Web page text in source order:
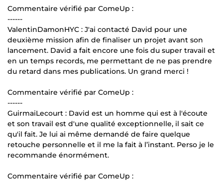
Commentaire vérifié par ComeUp :
------
ValentinDamonHYC : J'ai contacté David pour une
deuxième mission afin de finaliser un projet avant son
lancement. David a fait encore une fois du super travail et
en un temps records, me permettant de ne pas prendre
du retard dans mes publications. Un grand merci !
Commentaire vérifié par ComeUp :
------
GuirmaiLecourt : David est un homme qui est à l'écoute
et son travail est d'une qualité exceptionnelle, il sait ce
qu'il fait. Je lui ai même demandé de faire quelque
retouche personnelle et il me la fait à l’instant. Perso je le
recommande énormément.
Commentaire vérifié par ComeUp :